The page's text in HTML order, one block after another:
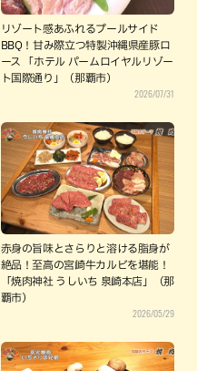
リゾート感あふれるプールサイド
BBQ！甘み際立つ特製沖縄県産豚ロ
ース 「ホテル パームロイヤルリゾー
ト国際通り」（那覇市）
2026/07/31
赤身の旨味とさらりと溶ける脂身が
絶品！至高の宮崎牛カルビを堪能！
「焼肉神社 うしいち 泉崎本店」（那
覇市）
2026/05/29